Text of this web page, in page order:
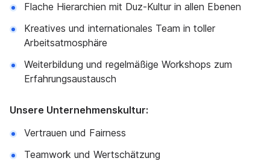
Flache Hierarchien mit Duz-Kultur in allen Ebenen
Kreatives und internationales Team in toller
Arbeitsatmosphäre
Weiterbildung und regelmäßige Workshops zum
Erfahrungsaustausch
Unsere Unternehmenskultur:
Vertrauen und Fairness
Teamwork und Wertschätzung